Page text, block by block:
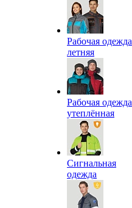
Рабочая одежда
летняя
Рабочая одежда
утеплённая
Сигнальная
одежда